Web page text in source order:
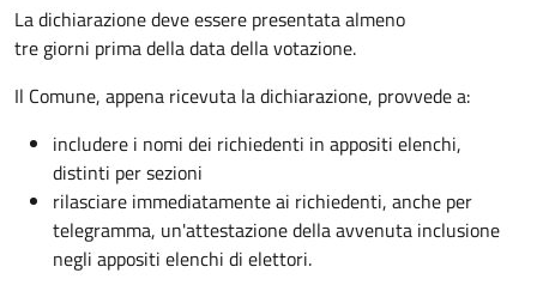
La dichiarazione deve essere presentata almeno
tre giorni prima della data della votazione.
Il Comune, appena ricevuta la dichiarazione, provvede a:
includere i nomi dei richiedenti in appositi elenchi,
distinti per sezioni
rilasciare immediatamente ai richiedenti, anche per
telegramma, un'attestazione della avvenuta inclusione
negli appositi elenchi di elettori.